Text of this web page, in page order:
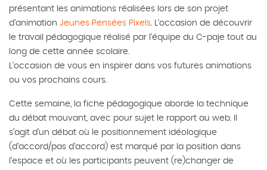
présentant les animations réalisées lors de son projet
d’animation Jeunes Pensées Pixels. L’occasion de découvrir
le travail pédagogique réalisé par l’équipe du C-paje tout au
long de cette année scolaire.
L'occasion de vous en inspirer dans vos futures animations
ou vos prochains cours.
Cette semaine, la fiche pédagogique aborde la technique
du débat mouvant, avec pour sujet le rapport au web. Il
s’agit d’un débat où le positionnement idéologique
(d’accord/pas d’accord) est marqué par la position dans
l’espace et où les participants peuvent (re)changer de